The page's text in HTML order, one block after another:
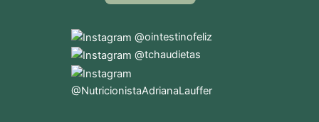
@ointestinofeliz
@tchaudietas
@NutricionistaAdrianaLauffer